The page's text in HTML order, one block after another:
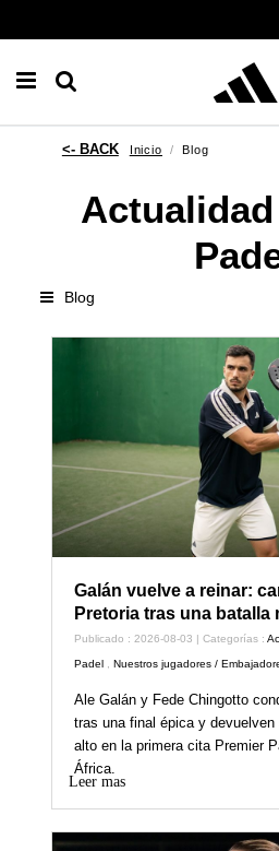
Inicio Blog
Blog
Galán vuelve a reinar:
Pretoria tras una batalla
Publicado : 2026-08-03 | Categorías :
Padel ,Nuestros jugadores /
Ale Galán y Fede Chingotto
tras una final épica y
alto en la primera cita Premier
África.
Leer mas